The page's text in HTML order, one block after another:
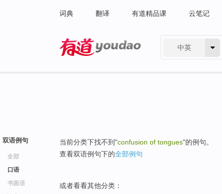
词典 翻译 有道精品课 云笔记
中英
双语例句
全部
口语
书面语
当前分类下找不到"confusion of tongues"的例句。
查看双语例句下的全部例句
或者看看其他分类：